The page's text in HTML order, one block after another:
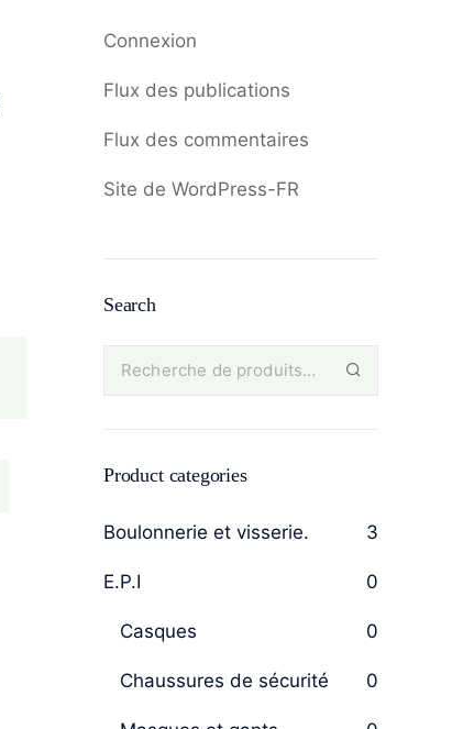
Connexion
Flux des publications
Flux des commentaires
Site de WordPress-FR
Search
Product categories
Boulonnerie et visserie. 3
E.P.I 0
Casques 0
Chaussures de sécurité 0